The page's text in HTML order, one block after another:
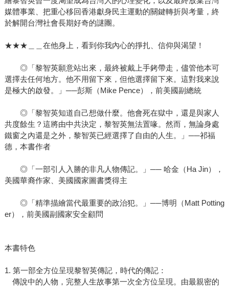
媒體事業、把重心移回香港獻身民主運動的關鍵轉折與考量，終
於解開台灣社會長期好奇的謎團。
★★★＿＿在他身上，看到你我內心的掙扎、信仰與渴望！
◎「黎智英願意站出來，最終被戴上手銬帶走，儘管他本可
選擇去任何地方。他不用留下來，但他選擇留下來。這對我來說
是極大的啟發。」──彭斯（Mike Pence），前美國副總統
◎「黎智英知道自己想做什麼。他會死在獄中，還是與家人
共度餘生？這將由中共決定，黎智英無法置喙。然而，無論身處
鐵窗之內還是之外，黎智英已經選擇了自由的人生。」──祁福
德，本書作者
◎「一部引人入勝的非凡人物傳記。」── 哈金（Ha Jin），
美國華裔作家、美國國家圖書獎得主
◎「精準描繪當代最重要的政治犯。」──博明（Matt Potting
er），前美國副國家安全顧問
本書特色
1. 第一部全方位呈現黎智英傳記，時代的傳記：
傳說中的人物，完整人生故事第一次全方位呈現。由最親密的